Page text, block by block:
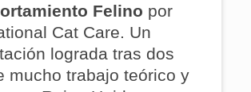
Felino por
Cat Care. Un
lograda tras dos
mucho trabajo teórico y